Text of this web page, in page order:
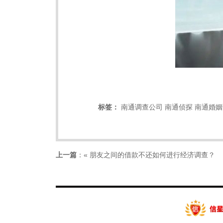
标签： 南通调查公司 南通侦探 南通婚
上一篇 ：« 朋友之间的借款不还如何进行经济调查？